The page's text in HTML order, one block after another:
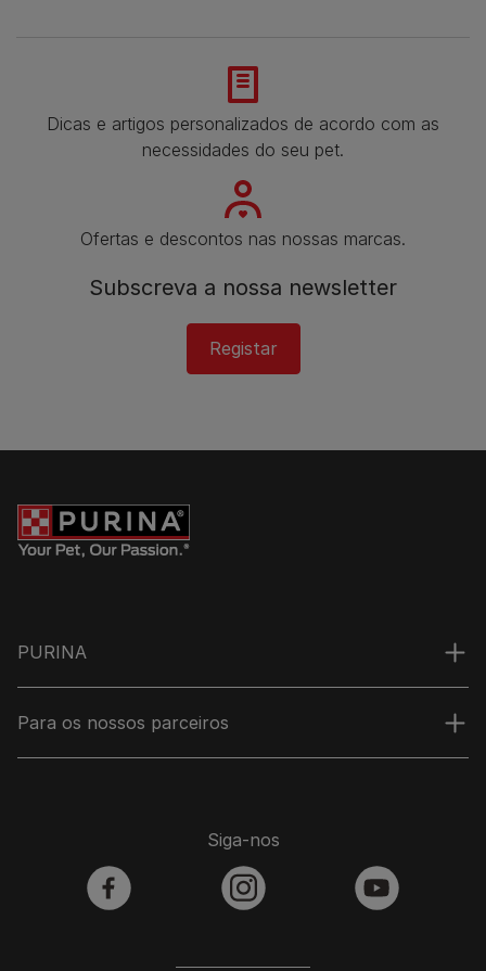
Dicas e artigos personalizados de acordo com as
necessidades do seu pet.
Ofertas e descontos nas nossas marcas.
Subscreva a nossa newsletter​
Registar
PURINA
Para os nossos parceiros
Siga-nos
facebook instagram youtube